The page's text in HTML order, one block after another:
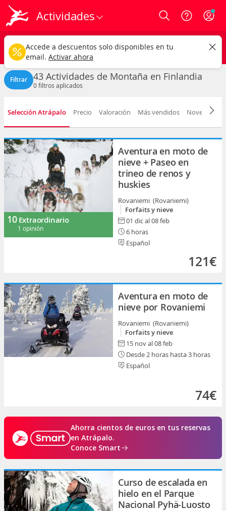
Actividades Login
Finlandia
Actividades de Montaña Cualquier fecha
CAMBIAR
Filtrar 43 Actividades de Montaña en Finlandia
0filtros aplicados
Selección Atrápalo Precio Valoración Más vendidos Novedad
10 Extraordinario
1 opinión
Aventura en moto de
nieve + Paseo en
trineo de renos y
huskies
Rovaniemi (Rovaniemi)
Forfaits y nieve
01 dic al 08 feb
6 horas
Español
121€
Aventura en moto de
nieve por Rovaniemi
Rovaniemi (Rovaniemi)
Forfaits y nieve
15 nov al 08 feb
Desde 2 horas hasta 3 horas
Español
74€
Ahorra cientos de euros en tus reservas
en Atrápalo.
Conoce Smart
Curso de escalada en
hielo en el Parque
Nacional Pyhä-Luosto
Accede a descuentos solo disponibles en tu
email. Activar ahora